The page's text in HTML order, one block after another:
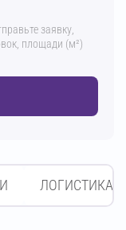
заявку,
площади (м²)
ЛОГИСТИКА